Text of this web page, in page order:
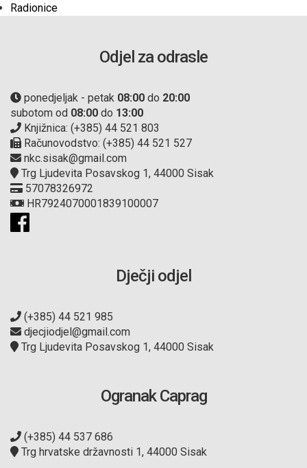
Radionice
Odjel za odrasle
ponedjeljak - petak 08:00 do 20:00
subotom od 08:00 do 13:00
Knjižnica: (+385) 44 521 803
Računovodstvo: (+385) 44 521 527
nkc.sisak@gmail.com
Trg Ljudevita Posavskog 1, 44000 Sisak
57078326972
HR7924070001839100007
Dječji odjel
(+385) 44 521 985
djecjiodjel@gmail.com
Trg Ljudevita Posavskog 1, 44000 Sisak
Ogranak Caprag
(+385) 44 537 686
Trg hrvatske državnosti 1, 44000 Sisak